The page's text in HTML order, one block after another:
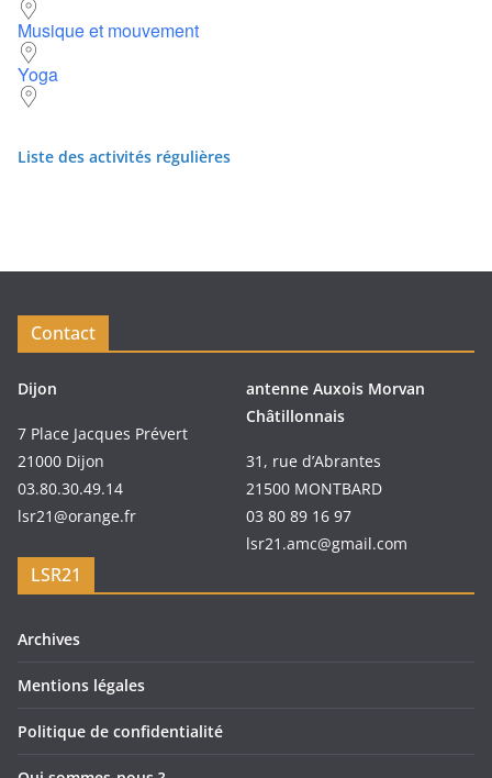
Musique et mouvement
Yoga
Liste des activités régulières
Contact
Dijon
7 Place Jacques Prévert
21000 Dijon
03.80.30.49.14
lsr21@orange.fr
antenne Auxois Morvan
Châtillonnais
31, rue d’Abrantes
21500 MONTBARD
03 80 89 16 97
lsr21.amc@gmail.com
LSR21
Archives
Mentions légales
Politique de confidentialité